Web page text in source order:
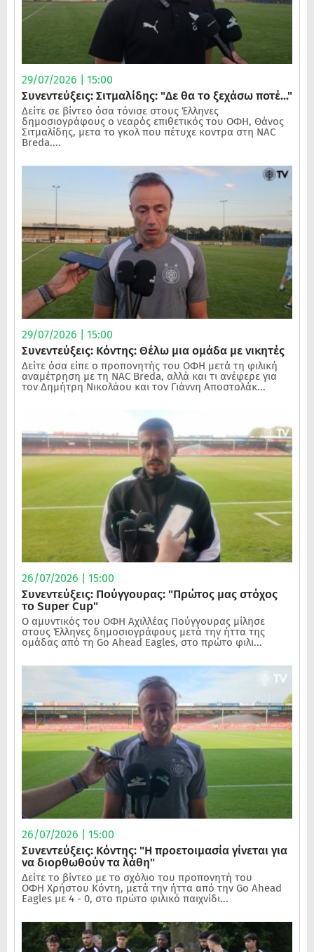
29/07/2026 | 15:00
Συνεντεύξεις: Σιτμαλίδης: "Δε θα το ξεχάσω ποτέ..."
Δείτε σε βίντεο όσα τόνισε στους Έλληνες
δημοσιογράφους ο νεαρός επιθετικός του ΟΦΗ, Θάνος
Σιτμαλίδης, μετα το γκολ που πέτυχε κοντρα στη NAC
Breda....
29/07/2026 | 15:00
Συνεντεύξεις: Κόντης: Θέλω μια ομάδα με νικητές
Δείτε όσα είπε ο προπονητής του ΟΦΗ μετά τη φιλική
αναμέτρηση με τη NAC Breda, αλλά και τι ανέφερε για
τον Δημήτρη Νικολάου και τον Γιάννη Αποστολάκ...
26/07/2026 | 15:00
Συνεντεύξεις: Πούγγουρας: "Πρώτος μας στόχος
το Super Cup"
Ο αμυντικός του ΟΦΗ Αχιλλέας Πούγγουρας μίλησε
στους Έλληνες δημοσιογράφους μετά την ήττα της
ομάδας από τη Go Ahead Eagles, στο πρώτο φιλι...
26/07/2026 | 15:00
Συνεντεύξεις: Κόντης: "Η προετοιμασία γίνεται για
να διορθωθούν τα λάθη"
Δείτε το βίντεο με το σχόλιο του προπονητή του
ΟΦΗ Χρήστου Κόντη, μετά την ήττα από την Go Ahead
Eagles με 4 - 0, στο πρώτο φιλικό παιχνίδι...